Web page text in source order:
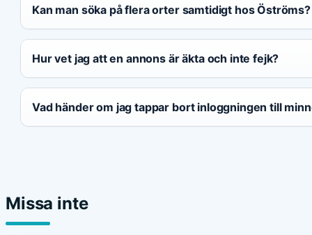
Kan man söka på flera orter samtidigt hos Öströms?
Hur vet jag att en annons är äkta och inte fejk?
Vad händer om jag tappar bort inloggningen till
Missa inte